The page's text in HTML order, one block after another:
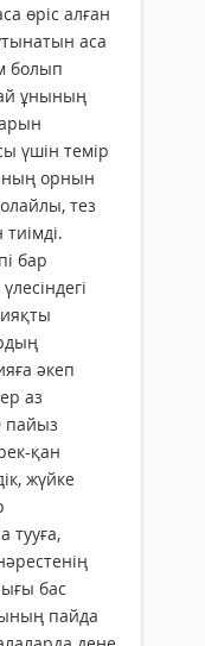
өріс алған
аса
болып
ұнының
үшін темір
орнын
тез
бар
әкеп
аз
пайыз
қан
жүйке
тууға,
бас
пайда